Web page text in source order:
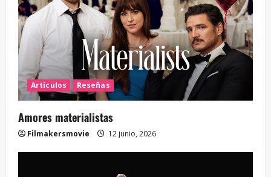
Artículos Reseñas
Amores materialistas
Filmakersmovie 12 junio, 2026